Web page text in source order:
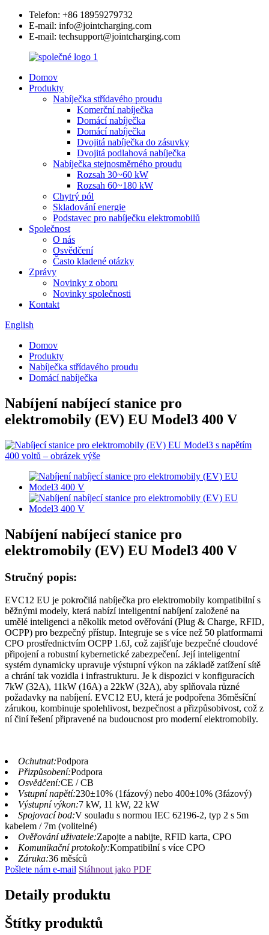
Telefon: +86 18959279732
E-mail: info@jointcharging.com
E-mail: techsupport@jointcharging.com
Domov
Produkty
Nabíječka střídavého proudu
Komerční nabíječka
Domácí nabíječka
Domácí nabíječka
Dvojitá nabíječka do zásuvky
Dvojitá podlahová nabíječka
Nabíječka stejnosměrného proudu
Rozsah 30~60 kW
Rozsah 60~180 kW
Chytrý pól
Skladování energie
Podstavec pro nabíječku elektromobilů
Společnost
O nás
Osvědčení
Často kladené otázky
Zprávy
Novinky z oboru
Novinky společnosti
Kontakt
English
Domov
Produkty
Nabíječka střídavého proudu
Domácí nabíječka
Nabíjení nabíjecí stanice pro
elektromobily (EV) EU Model3 400 V
Nabíjení nabíjecí stanice pro
elektromobily (EV) EU Model3 400 V
Stručný popis:
EVC12 EU je pokročilá nabíječka pro elektromobily kompatibilní s
běžnými modely, která nabízí inteligentní nabíjení založené na
umělé inteligenci a několik metod ověřování (Plug & Charge, RFID,
OCPP) pro bezpečný přístup. Integruje se s více než 50 platformami
CPO prostřednictvím OCPP 1.6J, což zajišťuje bezpečné cloudové
připojení a robustní kybernetické zabezpečení. Její inteligentní
systém dynamicky upravuje výstupní výkon na základě zatížení sítě
a chrání tak vozidla i infrastrukturu. Je k dispozici v konfiguracích
7kW (32A), 11kW (16A) a 22kW (32A), aby splňovala různé
požadavky na nabíjení. EVC12 EU, která je podpořena 36měsíční
zárukou, kombinuje spolehlivost, bezpečnost a přizpůsobivost, což z
ní činí řešení připravené na budoucnost pro moderní elektromobily.
Ochutnat:Podpora
Přizpůsobení:Podpora
Osvědčení:CE / CB
Vstupní napětí:230±10% (1fázový) nebo 400±10% (3fázový)
Výstupní výkon:7 kW, 11 kW, 22 kW
Spojovací bod:V souladu s normou IEC 62196-2, typ 2 s 5m
kabelem / 7m (volitelné)
Ověřování uživatele:Zapojte a nabijte, RFID karta, CPO
Komunikační protokoly:Kompatibilní s více CPO
Záruka:36 měsíců
Pošlete nám e-mail Stáhnout jako PDF
Detaily produktu
Štítky produktů